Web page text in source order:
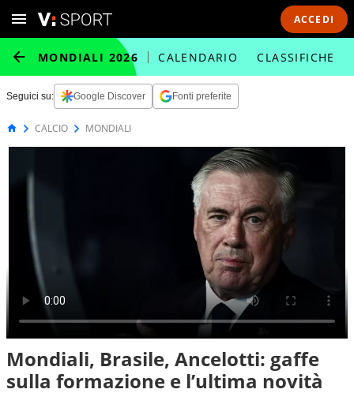
ACCEDI
MONDIALI 2026 CALENDARIO CLASSIFICHE
Seguici su: Google Discover Fonti preferite
CALCIO MONDIALI
Mondiali, Brasile, Ancelotti: gaffe
sulla formazione e l’ultima novità